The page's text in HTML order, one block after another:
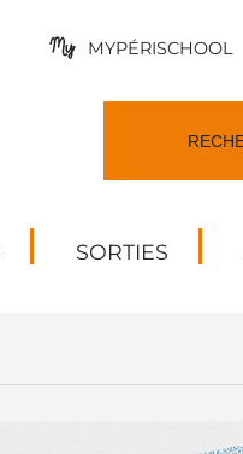
MYPÉRISCHOOL
SORTIES